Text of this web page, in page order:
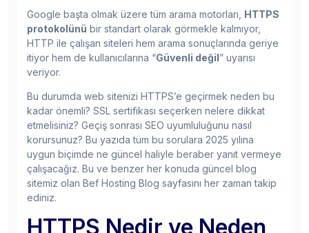
Google başta olmak üzere tüm arama motorları, HTTPS
protokolünü bir standart olarak görmekle kalmıyor,
HTTP ile çalışan siteleri hem arama sonuçlarında geriye
itiyor hem de kullanıcılarına “Güvenli değil ” uyarısı
veriyor.
Bu durumda web sitenizi HTTPS’e geçirmek neden bu
kadar önemli? SSL sertifikası seçerken nelere dikkat
etmelisiniz? Geçiş sonrası SEO uyumluluğunu nasıl
korursunuz? Bu yazıda tüm bu sorulara 2025 yılına
uygun biçimde ne güncel haliyle beraber yanıt vermeye
çalışacağız. Bu ve benzer her konuda güncel blog
sitemiz olan Bef Hosting Blog sayfasını her zaman takip
ediniz.
HTTPS Nedir ve Neden